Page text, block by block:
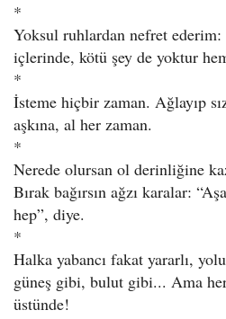
*
Yoksul ruhlardan nefret
içlerinde, kötü şey de yoktur
*
İsteme hiçbir zaman. Ağlayıp
aşkına, al her zaman.
*
Nerede olursan ol derinliğine
Bırak bağırsın ağzı karalar:
hep”, diye.
*
Halka yabancı fakat yararlı,
güneş gibi, bulut gibi... Ama
üstünde!